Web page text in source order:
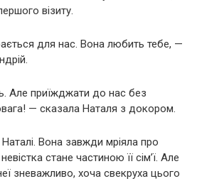
візиту.
для нас. Вона любить тебе, —
Але приїжджати до нас без
— сказала Наталя з докором.
Вона завжди мріяла про
стане частиною її сім’ї. Але
зневажливо, хоча свекруха цього